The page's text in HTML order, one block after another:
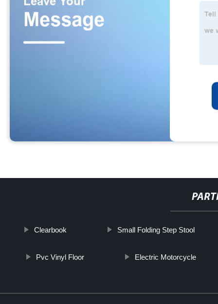
Clearbook Small Folding Step Stool
Pvc Vinyl Floor Electric Motorcycle